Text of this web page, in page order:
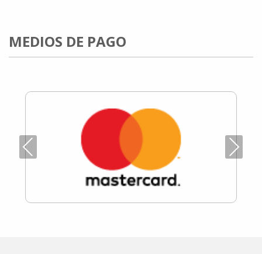
MEDIOS DE PAGO
Previous Next